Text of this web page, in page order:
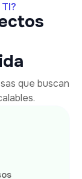
que buscan